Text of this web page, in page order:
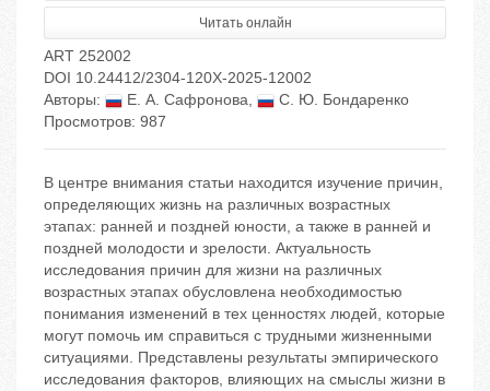
Читать онлайн
ART 252002
DOI 10.24412/2304-120X-2025-12002
Авторы:
Е. А. Сафронова,
С. Ю. Бондаренко
Просмотров: 987
В центре внимания статьи находится изучение причин,
определяющих жизнь на различных возрастных
этапах: ранней и поздней юности, а также в ранней и
поздней молодости и зрелости. Актуальность
исследования причин для жизни на различных
возрастных этапах обусловлена необходимостью
понимания изменений в тех ценностях людей, которые
могут помочь им справиться с трудными жизненными
ситуациями. Представлены результаты эмпирического
исследования факторов, влияющих на смыслы жизни в